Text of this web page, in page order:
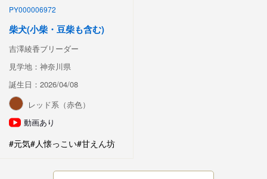
PY000006972
柴犬(小柴・豆柴も含む)
吉澤綾香ブリーダー
見学地：神奈川県
誕生日：2026/04/08
レッド系（赤色）
動画あり
#元気#人懐っこい#甘えん坊